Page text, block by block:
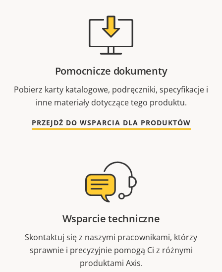
Pomocnicze dokumenty
Pobierz karty katalogowe, podręczniki, specyfikacje i
inne materiały dotyczące tego produktu.
PRZEJDŹ DO WSPARCIA DLA PRODUKTÓW
Wsparcie techniczne
Skontaktuj się z naszymi pracownikami, którzy
sprawnie i precyzyjnie pomogą Ci z różnymi
produktami Axis.